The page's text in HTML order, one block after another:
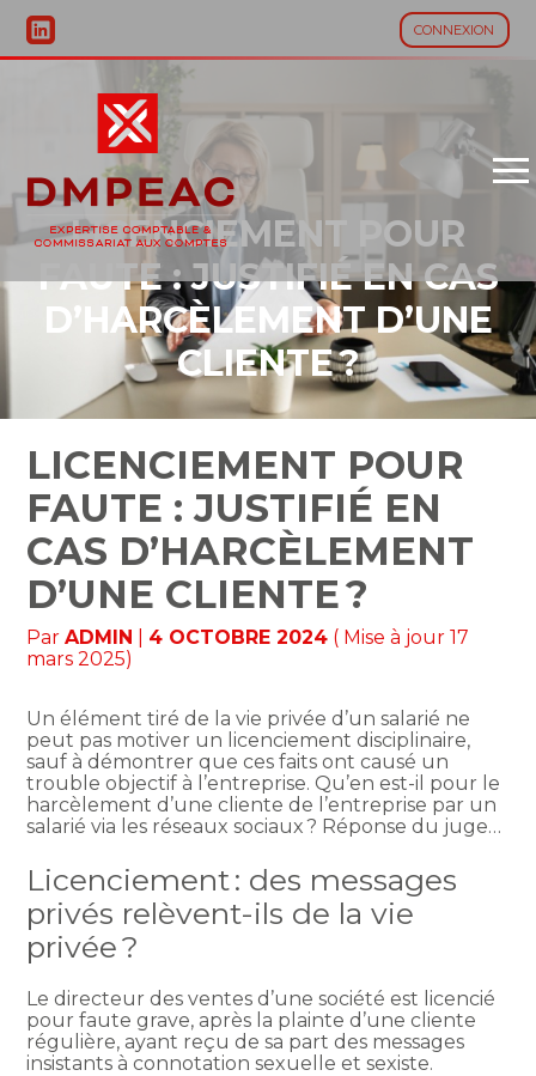
CONNEXION
Aller
au
contenuLICENCIEMENT POUR
FAUTE : JUSTIFIÉ EN CAS
D’HARCÈLEMENT D’UNE
CLIENTE ?
LICENCIEMENT POUR
FAUTE : JUSTIFIÉ EN
CAS D’HARCÈLEMENT
D’UNE CLIENTE ?
ParADMIN 4 OCTOBRE 2024 ( Mise à jour 17
mars 2025)
Un élément tiré de la vie privée d’un salarié ne
peut pas motiver un licenciement disciplinaire,
sauf à démontrer que ces faits ont causé un
trouble objectif à l’entreprise. Qu’en est-il pour le
harcèlement d’une cliente de l’entreprise par un
salarié via les réseaux sociaux ? Réponse du juge…
Licenciement : des messages
privés relèvent-ils de la vie
privée ?
Le directeur des ventes d’une société est licencié
pour faute grave, après la plainte d’une cliente
régulière, ayant reçu de sa part des messages
insistants à connotation sexuelle et sexiste.